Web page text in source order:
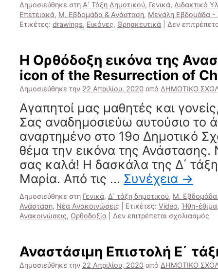
Δημοσιεύθηκε στη Α΄ Τάξη Δημοτικού, Γενικά, Διδακτικό
Επετειακά, Μ. Εβδομάδα & Ανάσταση, Μεγάλη Εβδομάδα -
Ετικέτες: drawings, Εικόνες, Θρησκευτικά Δεν
Η Ορθόδοξη εικόνα της
icon of the Resurrection of
Δημοσιεύθηκε την 22 Απριλίου, 2020 από ΔΗΜΟΤΙΚΟ
Αγαπητοί μας μαθητές και
Σας αναδημοσιεύω αυτούσιο το
αναρτημένο στο 19ο Δημοτικό
θέμα την εικόνα της Ανάστασης.
σας καλά! Η δασκάλα της Δ΄
Μαρία. Από τις … Συνέχεια →
Δημοσιεύθηκε στη Γενικά, Δ΄ τάξη δημοτικού, Μ. Εβδομάδα
Ανάσταση, Νέα Ανακοινώσεις Ετικέτες: Video, Ήθη-έθιμα
Ανακοινώσεις, Ορθοδοξία Δεν επιτρέπεται σχολιασμός
Αναστάσιμη Επιστολή Ε΄
Δημοσιεύθηκε την 22 Απριλίου, 2020 από ΔΗΜΟΤΙΚΟ